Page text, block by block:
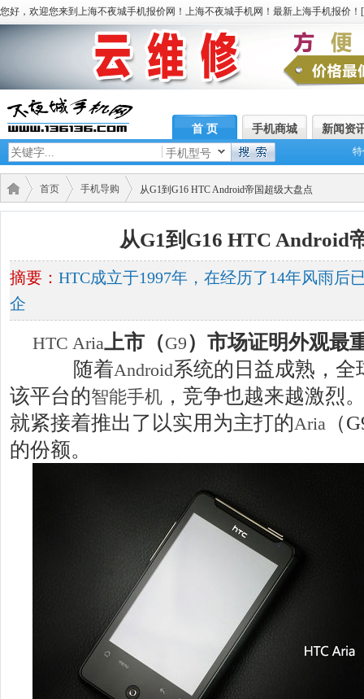
您好，欢迎您来到上海不夜城手机报价网！上海不夜城手机网！最新上海手机报价！[
首 页 手机商城
新闻资
手机型号
首页 手机导购 从G1到G16 HTC Android帝国超级大盘点
从G1到G16 HTC Android
摘要： HTC成立于1997年，在经历了14年风雨后
企
HTC Aria上市（G9）市场证明外观最
随着Android系统的日益成熟，
该平台的智能手机 ，竞争也越来越激烈
就紧接着推出了以实用为主打的Aria （
的份额。